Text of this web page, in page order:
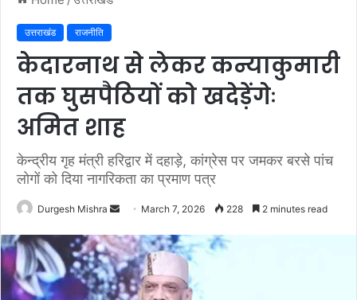
उत्तराखंड राजनीति
केदारनाथ से लेकर कन्याकुमारी
तक घुसपैठियों को खदेड़ेंगेः
अमित शाह
केन्द्रीय गृह मंत्री हरिद्वार में दहाड़े, कांग्रेस पर जमकर बरसे पांच
लोगों को दिया नागरिकता का प्रमाण पत्र
Durgesh Mishra
Send
email
March 7, 2026 228 2 minutes read